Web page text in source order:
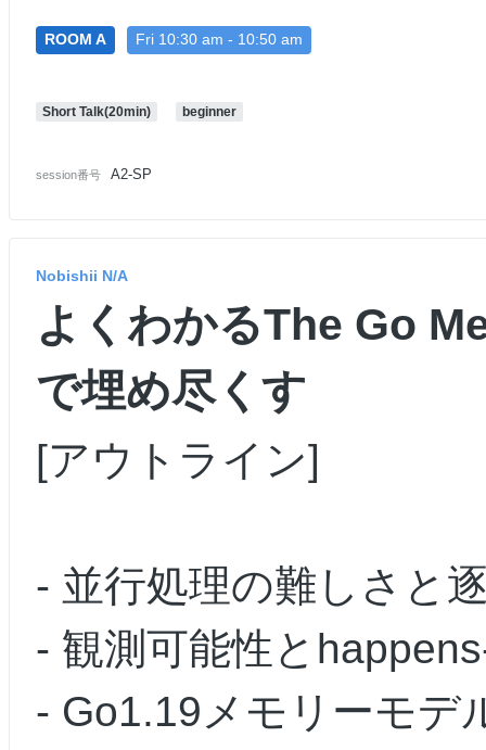
ROOM A Fri 10:30 am - 10:50 am
Short Talk(20min) beginner
session番号 A2-SP
Nobishii N/A
よくわかるThe Go
で埋め尽くす
[アウトライン]
- 並行処理の難しさと
- 観測可能性と
- Go1.19メモリーモデ